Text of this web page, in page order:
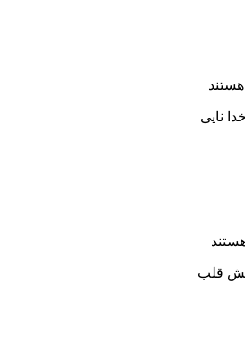
نایی
قلب